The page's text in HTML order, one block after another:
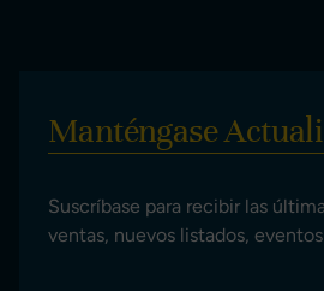
Manténgase
Suscríbase para recibir las
ventas, nuevos listados,